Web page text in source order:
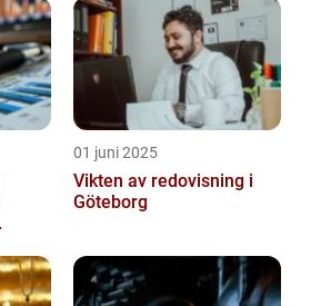
01 juni 2025
Vikten av redovisning i
Göteborg